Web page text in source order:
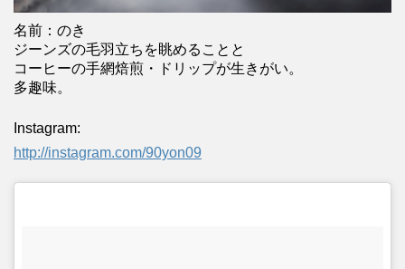
名前：のき
ジーンズの毛羽立ちを眺めることと
コーヒーの手網焙煎・ドリップが生きがい。
多趣味。
Instagram:
http://instagram.com/90yon09